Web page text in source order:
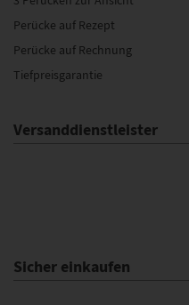
Perücke auf Rezept
Perücke auf Rechnung
Tiefpreisgarantie
Versanddienstleister
Sicher einkaufen